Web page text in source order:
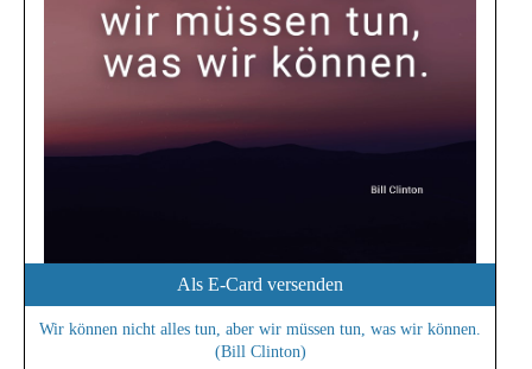
Als E-Card versenden
Wir können nicht alles tun, aber wir müssen tun, was wir können.
(Bill Clinton)